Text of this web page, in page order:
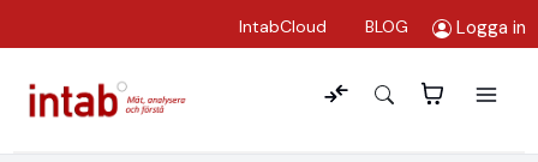
IntabCloud BLOG Logga in